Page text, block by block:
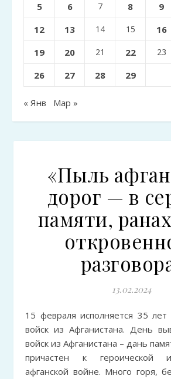
5 6 7 8 9
12 13 14 15 16
19 20 21 22 23
26 27 28 29
« Янв Мар »
«Пыль
дорог — в
памяти,
13.02.2024
15 февраля исполняется 35 лет со дня вывода
войск из Афганистана. День
войск из Афганистана – дань
причастен к героической и
афганской войне. Много горя,